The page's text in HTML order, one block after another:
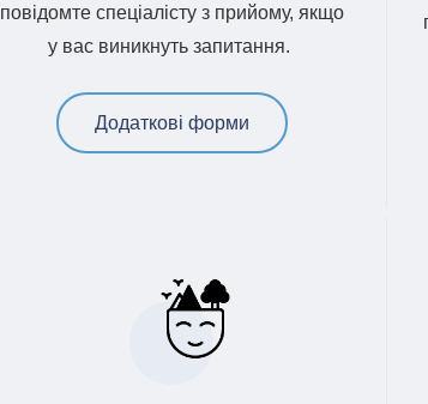
повідомте спеціалісту з прийому, якщо
у вас виникнуть запитання.
Додаткові форми